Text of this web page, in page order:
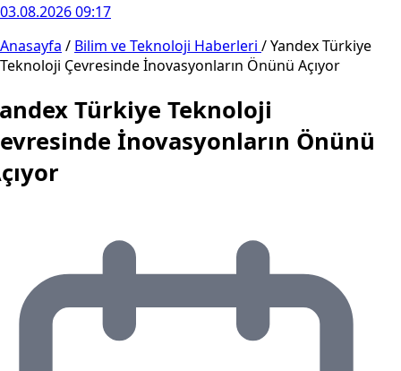
03.08.2026 09:17
Anasayfa / Bilim ve Teknoloji Haberleri /Yandex Türkiye
Teknoloji Çevresinde İnovasyonların Önünü Açıyor
Türkiye Teknoloji
İnovasyonların Önünü